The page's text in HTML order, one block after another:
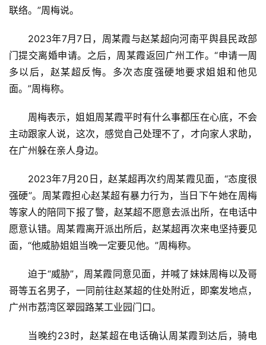
联络。”周梅说。
2023年7月7日，周某霞与赵某超向河南平舆县民政部
门提交离婚申请。之后，周某霞返回广州工作。“申请一周
多以后，赵某超反悔。多次态度强硬地要求姐姐和他见
面。”周梅称。
周梅表示，姐姐周某霞平时有什么事都压在心底，不会
主动跟家人说，这次，感觉自己处理不了，才向家人求助，
在广州躲在亲人身边。
2023年7月20日，赵某超再次约周某霞见面，“态度很
强硬”。周某霞担心赵某超有暴力行为，当日下午她在周梅
等家人的陪同下报了警，赵某超不愿意去派出所，在电话中
愿意认错。周某霞离开派出所后，赵某超再次来电坚持要见
面，“他威胁姐姐当晚一定要见他。”周梅称。
迫于“威胁”，周某霞同意见面，并喊了妹妹周梅以及哥
哥等五名男子，一同前往赵某超的住处附近，即案发地点，
广州市荔湾区翠园路某工业园门口。
当晚约23时，赵某超在电话确认周某霞到达后，骑电